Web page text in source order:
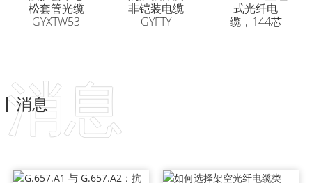
松套管光缆
GYXTW53
非铠装电缆
GYFTY
式光纤电
缆，144芯
消息
消息